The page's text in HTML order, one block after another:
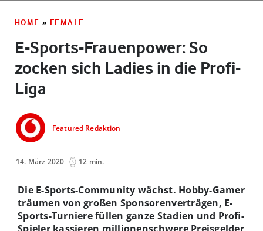
HOME » FEMALE
E-Sports-Frauenpower: So
zocken sich Ladies in die Profi-
Liga
Featured Redaktion
14. März 2020 12 min.
Die E-Sports-Community wächst. Hobby-Gamer
träumen von großen Sponsorenverträgen, E-
Sports-Turniere füllen ganze Stadien und Profi-
Spieler kassieren millionenschwere Preisgelder